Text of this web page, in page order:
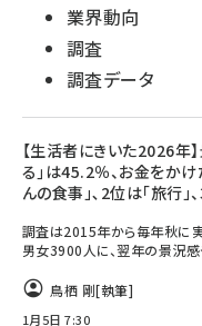
業界動向
調査
調査データ
【生活者にきいた2026年
る｣は45.2％、お金をかけ
んの食事」､2位は「旅行」
調査は2015年から毎年秋に
男女3900人に、翌年の景況
鳥栖 剛[執筆]
1月5日 7:30